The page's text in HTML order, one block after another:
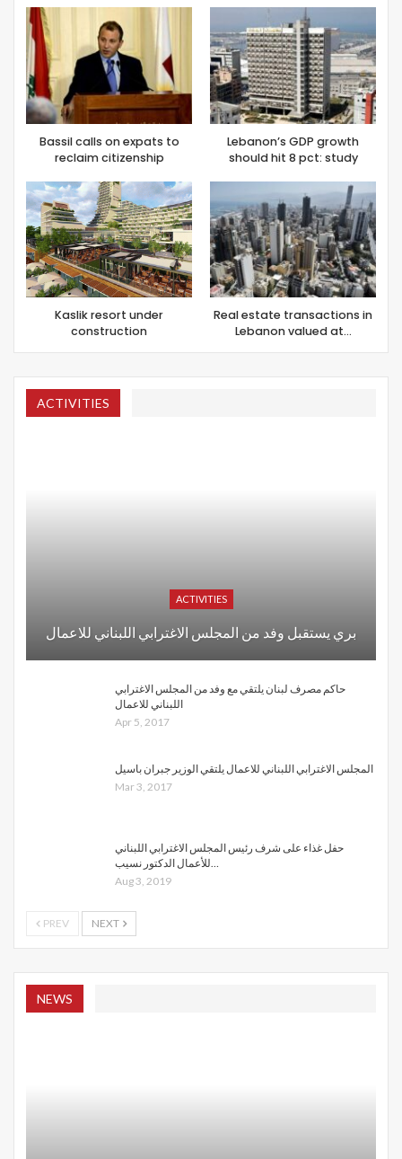
Bassil calls on expats to
reclaim citizenship
Kaslik resort under
construction
Lebanon’s GDP growth
should hit 8 pct: study
Real estate transactions in
Lebanon valued at…
ACTIVITIES
ACTIVITIES
بري يستقبل وفد من المجلس الاغترابي اللبناني للاعمال
حاكم مصرف لبنان يلتقي مع وفد من المجلس الاغترابي
اللبناني للاعمال
Apr 5, 2017
المجلس الاغترابي اللبناني للاعمال يلتقي الوزير جبران باسيل
Mar 3, 2017
حفل غذاء على شرف رئيس المجلس الاغترابي اللبناني
للأعمال الدكتور نسيب…
Aug 3, 2019
PREV NEXT
NEWS